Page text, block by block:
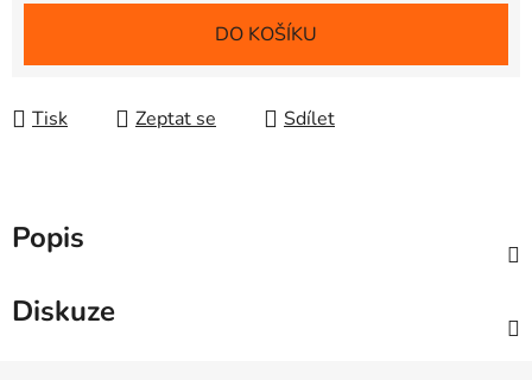
DO KOŠÍKU
Tisk Zeptat se Sdílet
Popis
Diskuze